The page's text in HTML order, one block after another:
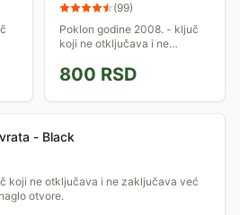
(99)
Poklon godine 2008. - ključ
koji ne otključava i ne
se zatvore ili naglo otvore.
800 RSD
- Black
koji ne otključava i ne zaključava već
otvore.